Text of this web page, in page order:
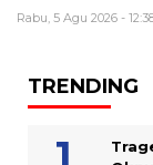
Rabu, 5 Agu 2026 -
TRENDING